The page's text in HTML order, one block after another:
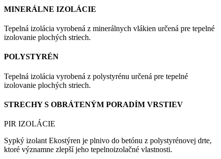
MINERÁLNE IZOLÁCIE
Tepelná izolácia vyrobená z minerálnych vlákien určená pre tepelné
izolovanie plochých striech.
POLYSTYRÉN
Tepelná izolácia vyrobená z polystyrénu určená pre tepelné
izolovanie plochých striech.
STRECHY S OBRÁTENÝM PORADÍM VRSTIEV
PIR IZOLÁCIE
Sypký izolant Ekostýren je plnivo do betónu z polystyrénovej drte,
ktoré významne zlepší jeho tepelnoizolačné vlastnosti.